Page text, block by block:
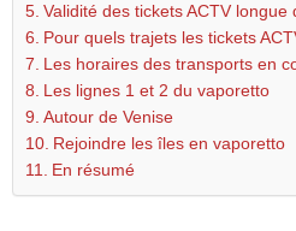
Validité des tickets ACTV longue
Pour quels trajets les tickets
Les horaires des transports en
Les lignes 1 et 2 du vaporetto
Autour de Venise
Rejoindre les îles en vaporetto
En résumé